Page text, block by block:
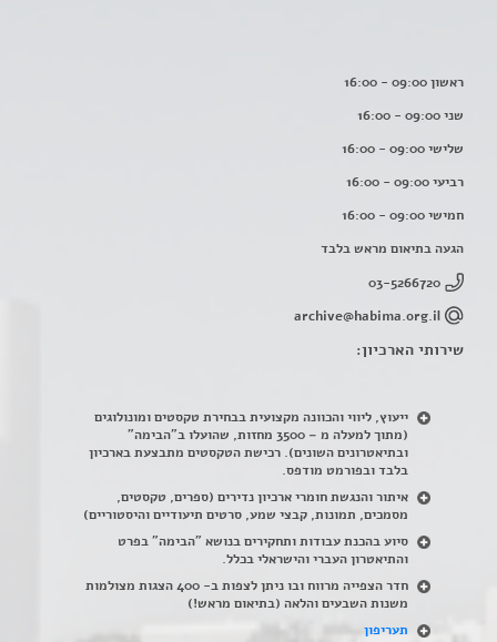
ראשון 09:00 - 16:00
שני 09:00 - 16:00
שלישי 09:00 - 16:00
רביעי 09:00 - 16:00
חמישי 09:00 - 16:00
הגעה בתיאום מראש בלבד
03-5266720
archive@habima.org.il
שירותי הארכיון:
ייעוץ, ליווי והכוונה מקצועית בבחירת טקסטים ומונולוגים
(מתוך למעלה מ – 3500 מחזות, שהועלו ב"הבימה"
ובתיאטרונים השונים). רכישת הטקסטים מתבצעת בארכיון
בלבד ובפורמט מודפס.
איתור והנגשת חומרי ארכיון נדירים (ספרים, טקסטים,
מסמכים, תמונות, קבצי שמע, סרטים תיעודיים והיסטוריים)
סיוע בהכנת עבודות ותחקירים בנושא "הבימה" בפרט
והתיאטרון העברי והישראלי בכלל.
חדר הצפייה מרווח ובו ניתן לצפות ב- 400 הצגות מצולמות
משנות השבעים והלאה (בתיאום מראש!)
תעריפון